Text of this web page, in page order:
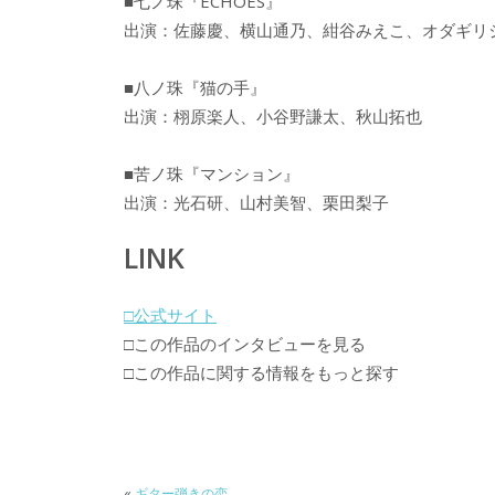
出演：佐藤慶、横山通乃、紺谷みえこ、オダギリ
■八ノ珠『猫の手』
出演：栩原楽人、小谷野謙太、秋山拓也
■苦ノ珠『マンション』
出演：光石研、山村美智、栗田梨子
LINK
□公式サイト
□この作品のインタビューを見る
□この作品に関する情報をもっと探す